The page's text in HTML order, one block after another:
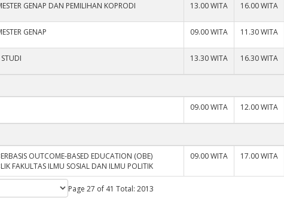
Page 27 of 41 Total: 2013
GENAP DAN PEMILIHAN KOPRODI 13.00 WITA 16.00 WITA
GENAP 09.00 WITA 11.30 WITA
13.30 WITA 16.30 WITA
09.00 WITA 12.00 WITA
OUTCOME-BASED EDUCATION (OBE)
FAKULTAS ILMU SOSIAL DAN ILMU POLITIK
09.00 WITA 17.00 WITA